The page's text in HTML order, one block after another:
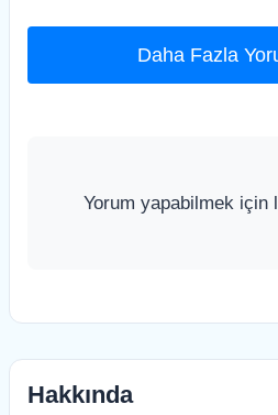
Daha Fazla
Yorum yapabilmek için
Hakkında